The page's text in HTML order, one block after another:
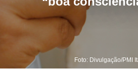
Foto: Divulgação/PMI